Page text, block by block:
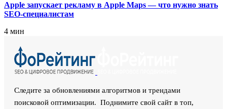
Apple запускает рекламу в Apple Maps — что нужно знать
SEO-специалистам
4 мин
Следите за обновлениями алгоритмов и трендами
поисковой оптимизации. Поднимите свой сайт в топ,